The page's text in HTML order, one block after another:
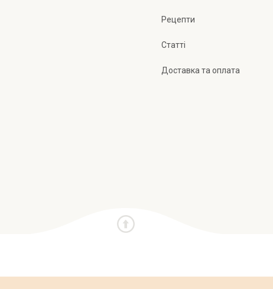
Рецепти
Статті
Доставка та оплата